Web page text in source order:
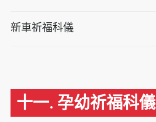
新車祈福科儀
十一. 孕幼祈福科儀